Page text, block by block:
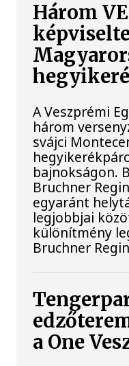
Három
A Veszprémi
három
svájci
bajnokságon.
Bruchner
egyaránt
legjobbjai
különítmény
Bruchner
a One